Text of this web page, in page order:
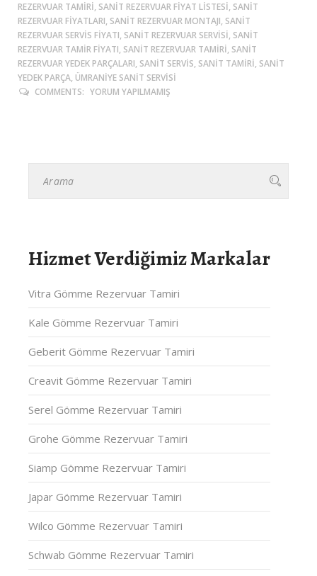
REZERVUAR TAMIRI, SANIT REZERVUAR FIYAT LISTESI, SANIT
REZERVUAR FIYATLARI, SANIT REZERVUAR MONTAJI, SANIT
REZERVUAR SERVIS FIYATI, SANIT REZERVUAR SERVISI, SANIT
REZERVUAR TAMIR FIYATI, SANIT REZERVUAR TAMIRI, SANIT
REZERVUAR YEDEK PARÇALARI, SANIT SERVIS, SANIT TAMIRI, SANIT
YEDEK PARÇA, ÜMRANIYE SANIT SERVISI
COMMENTS: YORUM YAPILMAMIŞ
Hizmet Verdiğimiz Markalar
Vitra Gömme Rezervuar Tamiri
Kale Gömme Rezervuar Tamiri
Geberit Gömme Rezervuar Tamiri
Creavit Gömme Rezervuar Tamiri
Serel Gömme Rezervuar Tamiri
Grohe Gömme Rezervuar Tamiri
Siamp Gömme Rezervuar Tamiri
Japar Gömme Rezervuar Tamiri
Wilco Gömme Rezervuar Tamiri
Schwab Gömme Rezervuar Tamiri